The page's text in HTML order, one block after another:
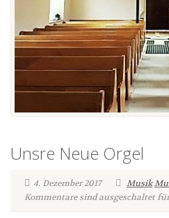
Unsre Neue Orgel
4. Dezember 2017 Musik
Kommentare sind ausgeschaltet